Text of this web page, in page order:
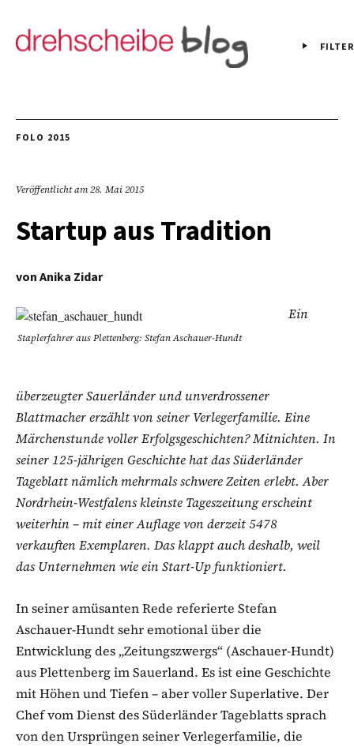
FILTER
FOLO 2015
Veröffentlicht am28. Mai 2015
Startup aus Tradition
vonAnika Zidar
Staplerfahrer aus Plettenberg: Stefan Aschauer-Hundt
Ein
überzeugter Sauerländer und unverdrossener
Blattmacher erzählt von seiner Verlegerfamilie. Eine
Märchenstunde voller Erfolgsgeschichten? Mitnichten. In
seiner 125-jährigen Geschichte hat das Süderländer
Tageblatt nämlich mehrmals schwere Zeiten erlebt. Aber
Nordrhein-Westfalens kleinste Tageszeitung erscheint
weiterhin – mit einer Auflage von derzeit 5478
verkauften Exemplaren. Das klappt auch deshalb, weil
das Unternehmen wie ein Start-Up funktioniert.
In seiner amüsanten Rede referierte Stefan
Aschauer-Hundt sehr emotional über die
Entwicklung des „Zeitungszwergs“ (Aschauer-Hundt)
aus Plettenberg im Sauerland. Es ist eine Geschichte
mit Höhen und Tiefen – aber voller Superlative. Der
Chef vom Dienst des Süderländer Tageblatts sprach
von den Ursprüngen seiner Verlegerfamilie, die